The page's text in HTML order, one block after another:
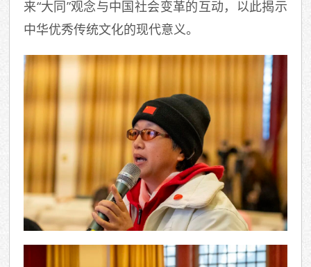
来“大同”观念与中国社会变革的互动，以此揭示
中华优秀传统文化的现代意义。